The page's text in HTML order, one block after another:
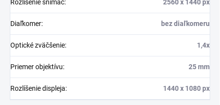
Rozlíšenie snímač: 2560 x 1440 px
Diaľkomer: bez diaľkomeru
Optické zväčšenie: 1,4x
Priemer objektívu: 25 mm
Rozlíšenie displeja: 1440 x 1080 px